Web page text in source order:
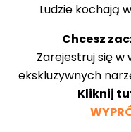
Ludzie kochają
Chcesz
Zarejestruj się w
ekskluzywnych
Kliknij